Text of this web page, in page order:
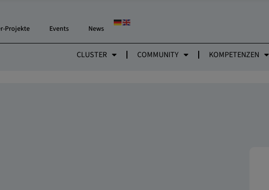
Projekte Events News
CLUSTER COMMUNITY KOMPETENZEN